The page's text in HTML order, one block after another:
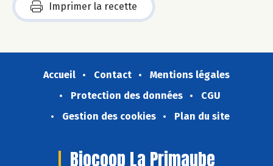
Imprimer la recette
Accueil Contact
Mentions légales
Protection des données
CGU
Gestion des cookies
Plan du site
Biocoop La Primaube